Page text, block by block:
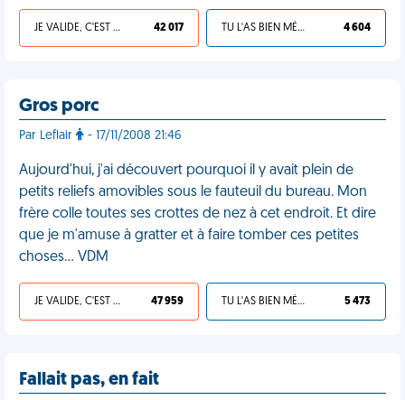
JE VALIDE, C'EST UNE VDM 42 017 TU L'AS BIEN MÉRITÉ 4 604
Gros porc
Par Leflair - 17/11/2008 21:46
Aujourd'hui, j'ai découvert pourquoi il y avait plein de
petits reliefs amovibles sous le fauteuil du bureau. Mon
frère colle toutes ses crottes de nez à cet endroit. Et dire
que je m'amuse à gratter et à faire tomber ces petites
choses… VDM
JE VALIDE, C'EST UNE VDM 47 959 TU L'AS BIEN MÉRITÉ 5 473
Fallait pas, en fait